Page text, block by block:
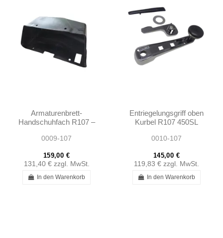
Armaturenbrett-
Handschuhfach R107 –
0009-107
159,00 €
131,40 € zzgl. MwSt.
In den Warenkorb
Entriegelungsgriff oben
Kurbel R107 450SL
1077500042
0010-107
145,00 €
119,83 € zzgl. MwSt.
In den Warenkorb